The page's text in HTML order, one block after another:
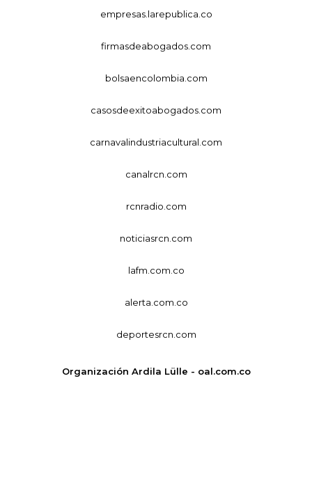
empresas.larepublica.co
firmasdeabogados.com
bolsaencolombia.com
casosdeexitoabogados.com
carnavalindustriacultural.com
canalrcn.com
rcnradio.com
noticiasrcn.com
lafm.com.co
alerta.com.co
deportesrcn.com
Organización Ardila Lülle - oal.com.co